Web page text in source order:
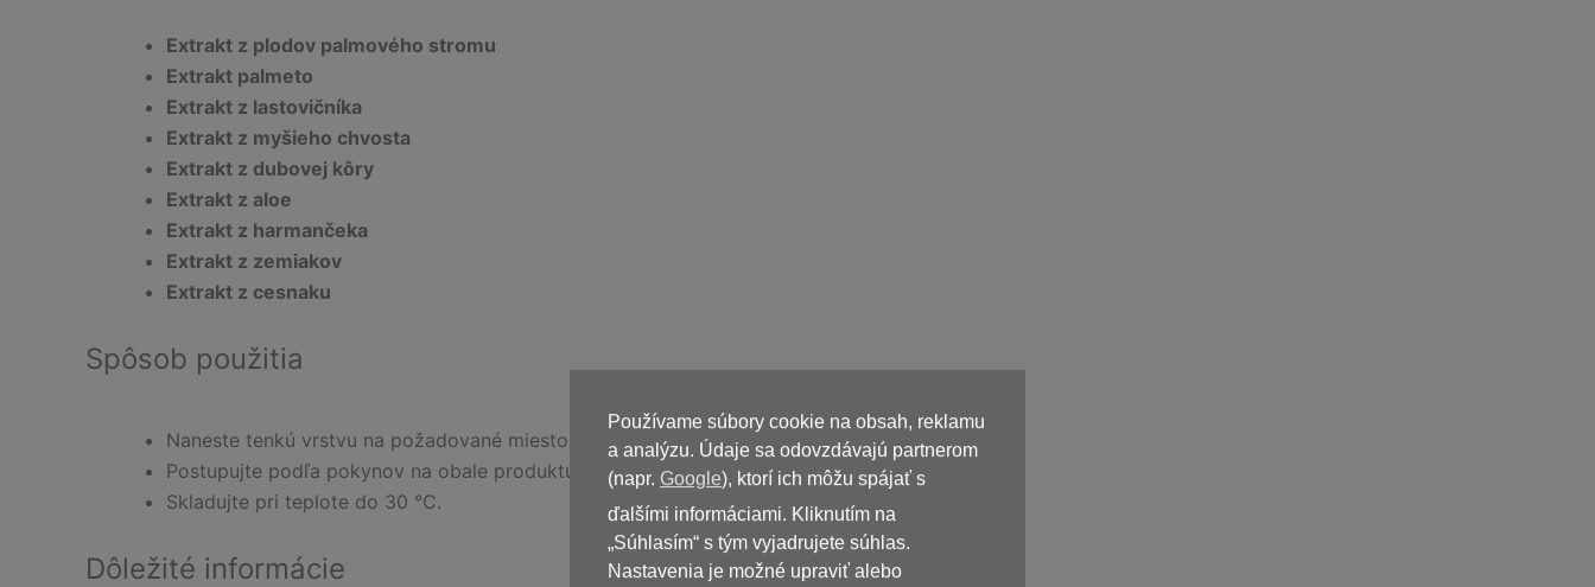
Používame súbory cookie na obsah, reklamu
a analýzu. Údaje sa odovzdávajú partnerom
(napr. Google), ktorí ich môžu spájať s
ďalšími informáciami. Kliknutím na
„Súhlasím“ s tým vyjadrujete súhlas.
Nastavenia je možné upraviť alebo
Extrakt z plodov palmového stromu
Extrakt palmeto
Extrakt z lastovičníka
Extrakt z myšieho chvosta
Extrakt z dubovej kôry
Extrakt z aloe
Extrakt z harmančeka
Extrakt z zemiakov
Extrakt z cesnaku
Spôsob použitia
Naneste tenkú vrstvu na požadované miesto a jemne vmasírujte.
Postupujte podľa pokynov na obale produktu.
Skladujte pri teplote do 30 °C.
Dôležité informácie